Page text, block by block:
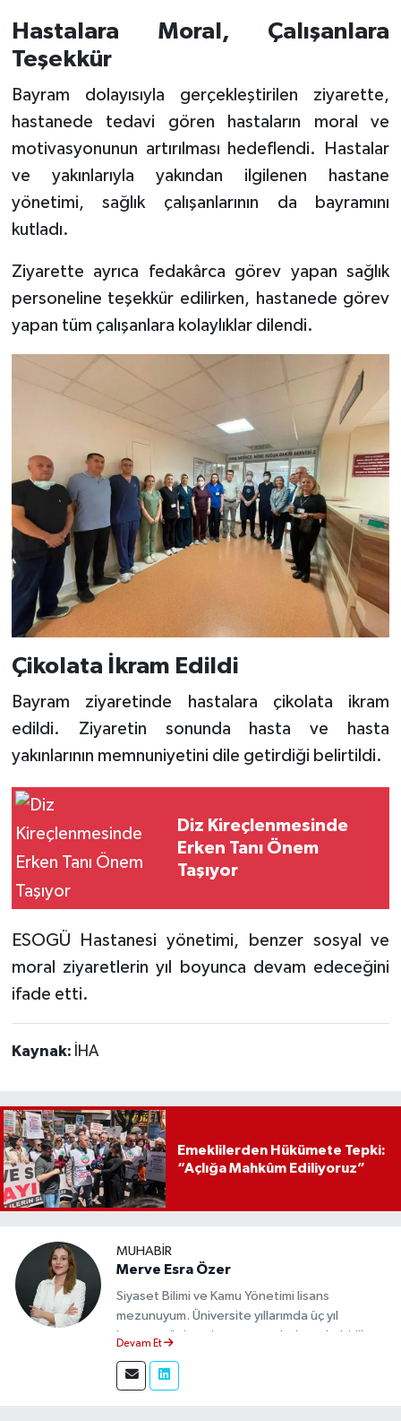
Hastalara Moral, Çalışanlara
Teşekkür
Bayram dolayısıyla gerçekleştirilen ziyarette,
hastanede tedavi gören hastaların moral ve
motivasyonunun artırılması hedeflendi. Hastalar
ve yakınlarıyla yakından ilgilenen hastane
yönetimi, sağlık çalışanlarının da bayramını
kutladı.
Ziyarette ayrıca fedakârca görev yapan sağlık
personeline teşekkür edilirken, hastanede görev
yapan tüm çalışanlara kolaylıklar dilendi.
Çikolata İkram Edildi
Bayram ziyaretinde hastalara çikolata ikram
edildi. Ziyaretin sonunda hasta ve hasta
yakınlarının memnuniyetini dile getirdiği belirtildi.
Diz Kireçlenmesinde
Erken Tanı Önem
Taşıyor
ESOGÜ Hastanesi yönetimi, benzer sosyal ve
moral ziyaretlerin yıl boyunca devam edeceğini
ifade etti.
Kaynak: İHA
Emeklilerden Hükümete Tepki:
“Açlığa Mahkûm Ediliyoruz”
MUHABIR
Merve Esra Özer
Siyaset Bilimi ve Kamu Yönetimi lisans
mezunuyum. Üniversite yıllarımda üç yıl
boyunca üniversite gazetesinde muhabirlik
Haber'de sahadan doğru ve tarafsız bilgi
aktarımı sağlamaktayım.
Devam Et